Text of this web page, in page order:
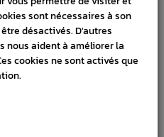
sont nécessaires à son
désactivés. D'autres
nous aident à améliorer la
cookies ne sont activés que